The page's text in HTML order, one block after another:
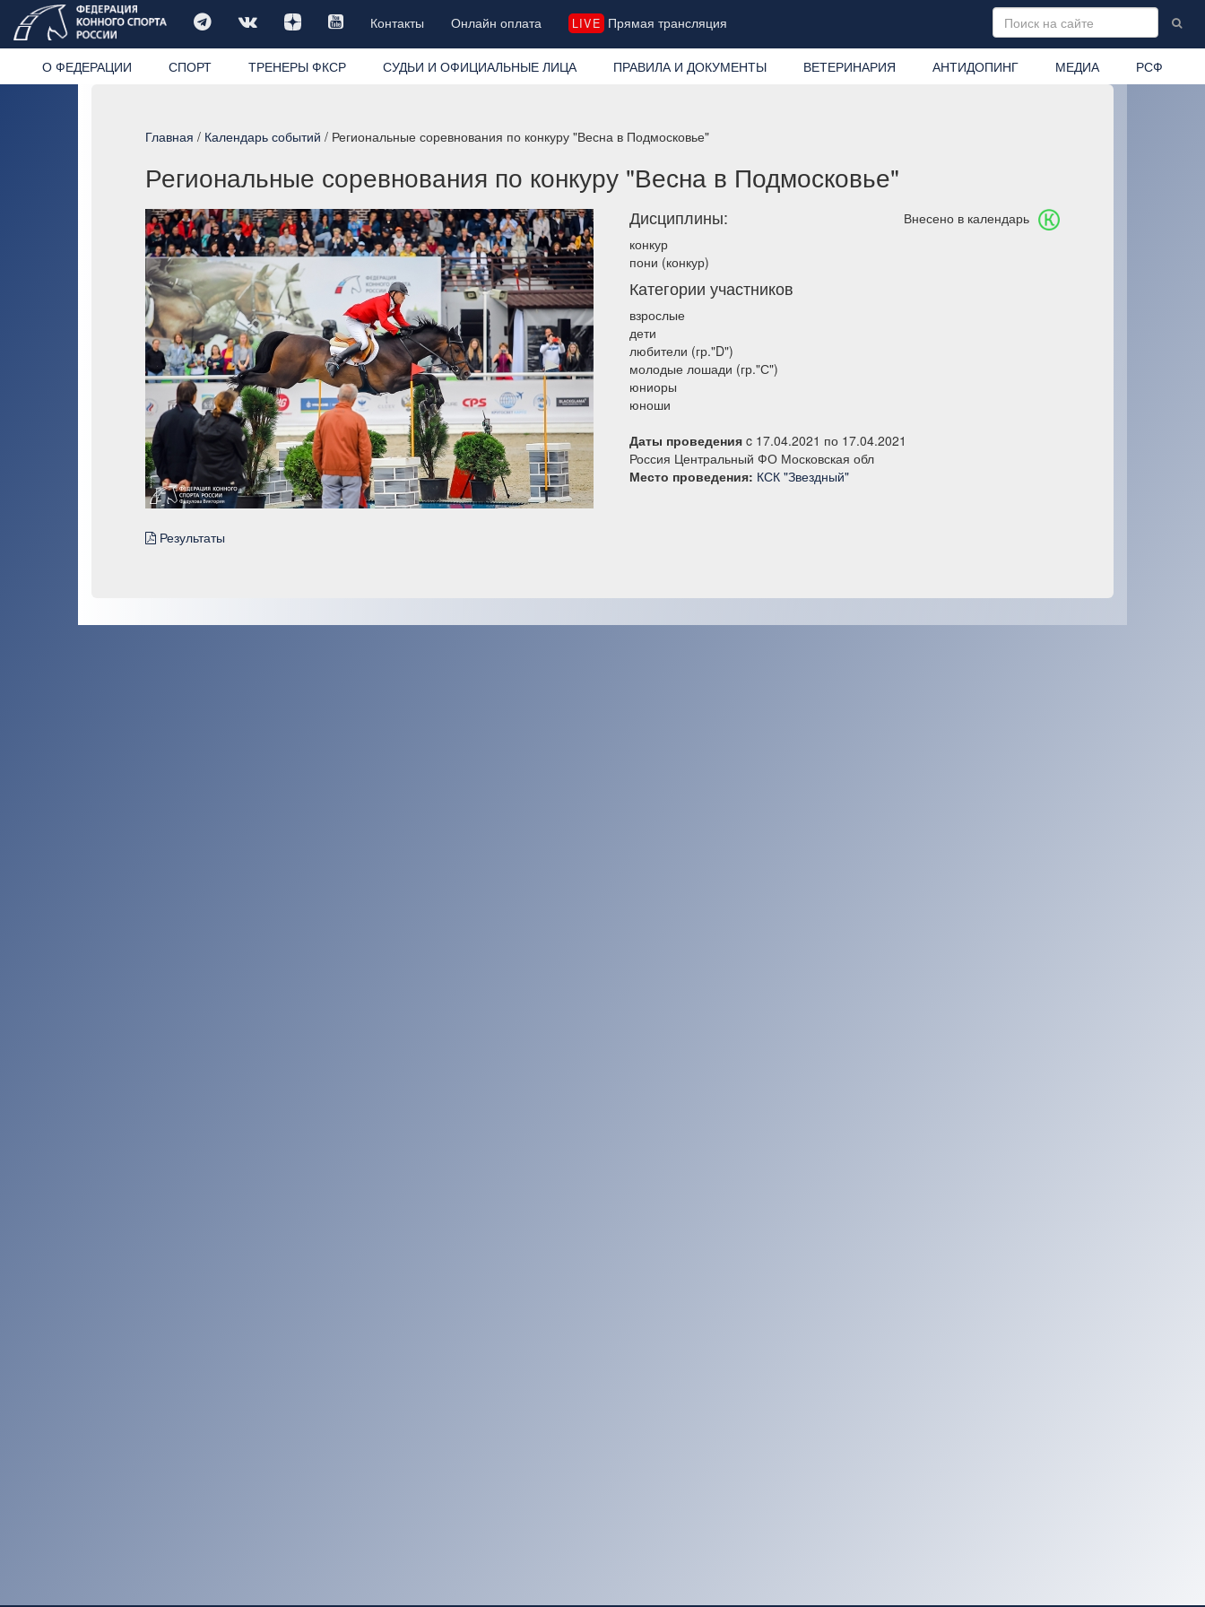
Контакты Онлайн оплата LIVE Прямая трансляция
О ФЕДЕРАЦИИ СПОРТ ТРЕНЕРЫ ФКСР СУДЬИ И ОФИЦИАЛЬНЫЕ ЛИЦА ПРАВИЛА И ДОКУМЕНТЫ ВЕТЕРИНАРИЯ АНТИДОПИНГ МЕДИА РСФ
Главная / Календарь событий / Региональные соревнования по конкуру "Весна в Подмосковье"
Региональные соревнования по конкуру "Весна в Подмосковье"
Внесено в календарь
Дисциплины:
конкур
пони (конкур)
Категории участников
взрослые
дети
любители (гр."D")
молодые лошади (гр."С")
юниоры
юноши
Даты проведения c 17.04.2021 по 17.04.2021
Россия Центральный ФО Московская обл
Место проведения: КСК "Звездный"
Результаты